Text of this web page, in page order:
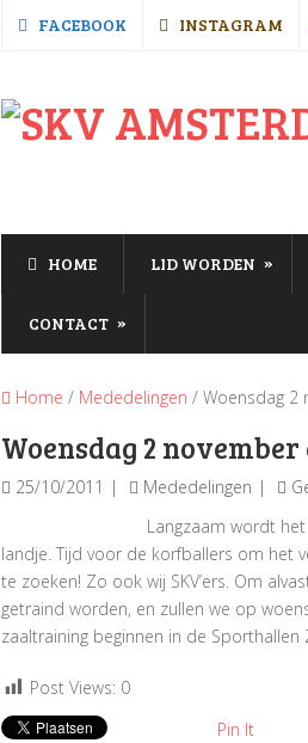
FACEBOOK INSTAGRAM
HOME LID WORDEN »
CONTACT »
Home / Mededelingen / Woensdag 2
Woensdag 2
25/10/2011 Mededelingen
Langzaam wordt
landje. Tijd voor de korfballers om het
te zoeken! Zo ook wij SKV’ers. Om
getraind worden, en zullen we op
zaaltraining beginnen in de
Post Views: 0
Pin It